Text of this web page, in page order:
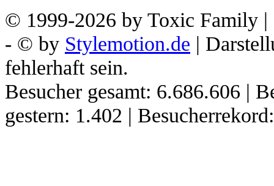
© 1999-2026 by Toxic Family |
- © by Stylemotion.de |
fehlerhaft sein.
Besucher gesamt: 6.686.606 |
gestern: 1.402 |